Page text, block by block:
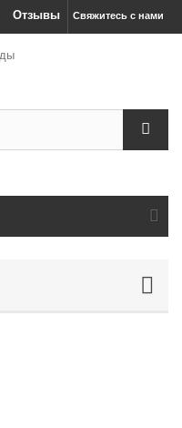
Свяжитесь с нами
Отзывы